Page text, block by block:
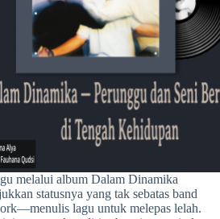
melalui album Dalam Dinamika
statusnya yang tak sebatas band
lagu untuk melepas lelah.